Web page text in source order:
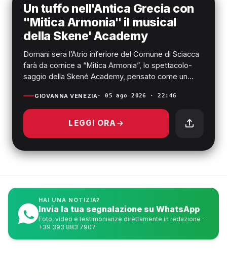
SCIACCA
Un tuffo nell'Antica Grecia con
"Mitica Armonia" il musical
della Skene' Academy
Domani sera l’Atrio inferiore del Comune di Sciacca
farà da cornice a “Mitica Armonia”, lo spettacolo-
saggio della Skené Academy, pensato come un
GIOVANNA VENEZIA· 05 ago 2026 · 22:46
LEGGI ORA
HAI UNA NOTIZIA?
Invia la tua segnalazione su WhatsApp
Foto, video e testimonianze direttamente in redazione ·
+39 393 883 7907